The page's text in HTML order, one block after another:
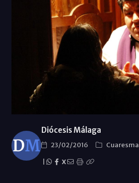
Diócesis Málaga
23/02/2016
Cuaresma
X